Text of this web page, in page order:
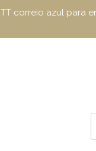
correio azul para